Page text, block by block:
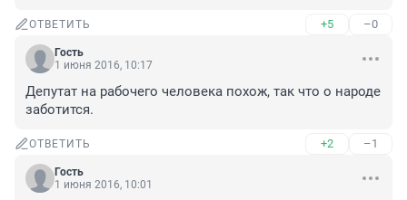
ОТВЕТИТЬ +5 –0
Гость
1 июня 2016, 10:17
Депутат на рабочего человека похож, так что о народе
заботится.
ОТВЕТИТЬ +2 –1
Гость
1 июня 2016, 10:01